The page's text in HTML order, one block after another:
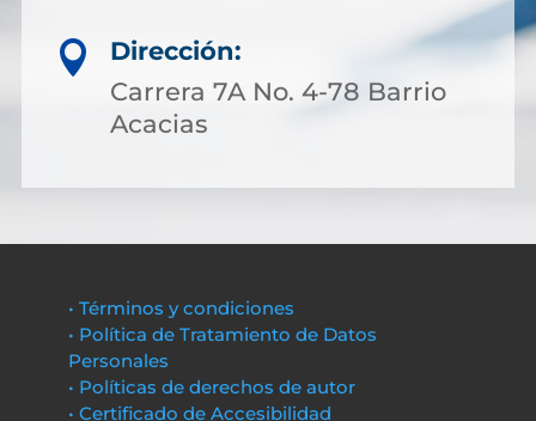

Dirección:
Carrera 7A No. 4-78 Barrio
Acacias
• Términos y condiciones
• Política de Tratamiento de Datos
Personales
• Políticas de derechos de autor
• Certificado de Accesibilidad